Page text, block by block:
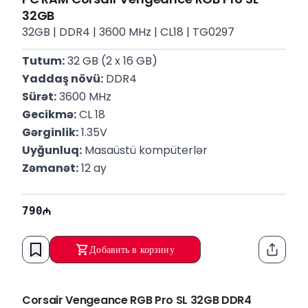
32GB
32GB | DDR4 | 3600 MHz | CL18 | TG0297
Tutum: 32 GB (2 x 16 GB)
Yaddaş növü: DDR4
Sürət: 3600 MHz
Gecikmə: CL 18
Gərginlik: 1.35V
Uyğunluq: Masaüstü kompüterlər
Zəmanət: 12 ay
790
Добавить в корзину
Corsair Vengeance RGB Pro SL 32GB DDR4